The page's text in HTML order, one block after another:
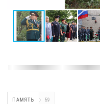
ПАМЯТЬ 59